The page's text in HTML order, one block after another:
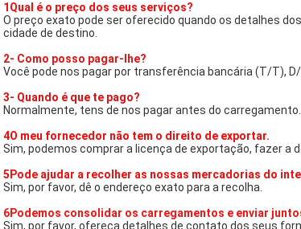
1Qual é o preço dos seus serviços?
O preço exato pode ser oferecido quando os detalhes
cidade de destino.
2- Como posso pagar-lhe?
Você pode nos pagar por transferência bancária (T/T),
3- Quando é que te pago?
Normalmente, tens de nos pagar antes do carregamento.
4O meu fornecedor não tem o direito de exportar.
Sim, podemos comprar a licença de exportação, fazer a
5Pode ajudar a recolher as nossas mercadorias do
Sim, por favor, dê o endereço exato para a recolha.
6Podemos consolidar os carregamentos e enviar
Sim, por favor, ofereça detalhes de contato dos seus